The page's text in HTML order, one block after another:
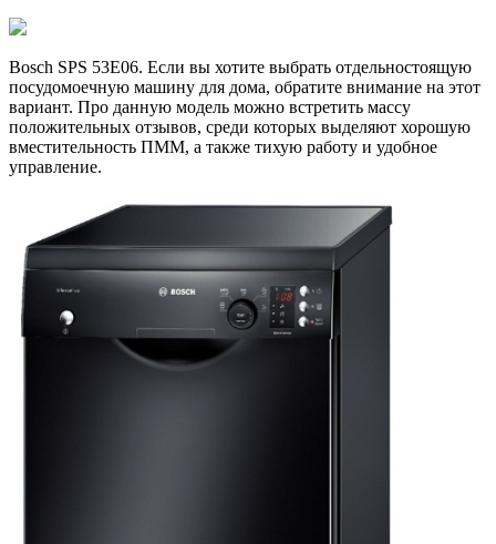
Bosch SPS 53E06. Если вы хотите выбрать отдельностоящую
посудомоечную машину для дома, обратите внимание на этот
вариант. Про данную модель можно встретить массу
положительных отзывов, среди которых выделяют хорошую
вместительность ПММ, а также тихую работу и удобное
управление.